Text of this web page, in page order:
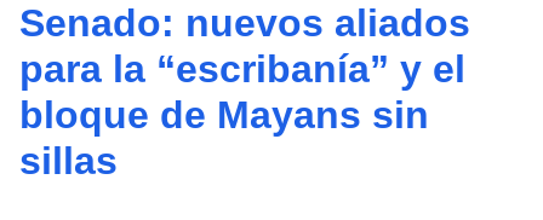
Senado: nuevos aliados
para la “escribanía” y el
bloque de Mayans sin
sillas